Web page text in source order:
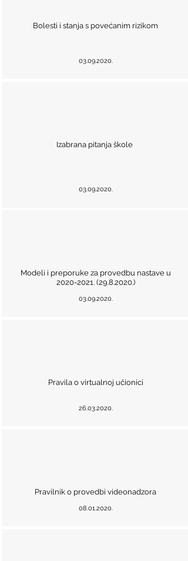
Bolesti i stanja s povećanim rizikom
03.09.2020.
Izabrana pitanja škole
03.09.2020.
Modeli i preporuke za provedbu nastave u
2020-2021. (29.8.2020.)
03.09.2020.
Pravila o virtualnoj učionici
26.03.2020.
Pravilnik o provedbi videonadzora
08.01.2020.